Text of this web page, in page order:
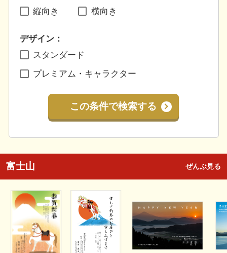
縦向き
横向き
デザイン：
スタンダード
プレミアム・キャラクター
この条件で検索する
富士山 ぜんぶ見る